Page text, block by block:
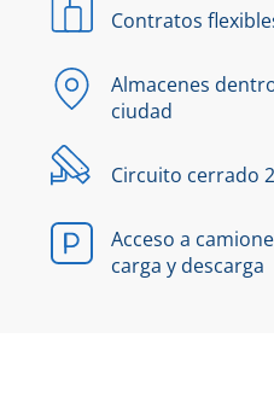
Contratos
Almacenes
ciudad
Circuito cerrado
Acceso a
carga y descarga